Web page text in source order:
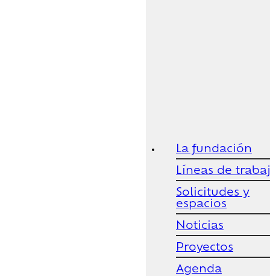
La fundación
Líneas de
Solicitudes y
espacios
Noticias
Proyectos
Agenda